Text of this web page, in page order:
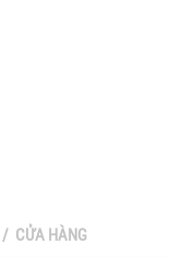
/ CỬA HÀNG